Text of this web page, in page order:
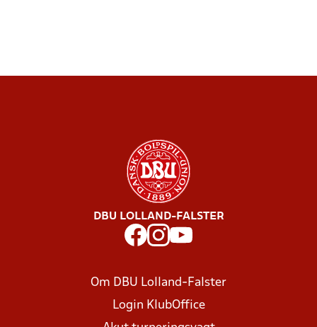
DBU LOLLAND-FALSTER
Om DBU Lolland-Falster
Login KlubOffice